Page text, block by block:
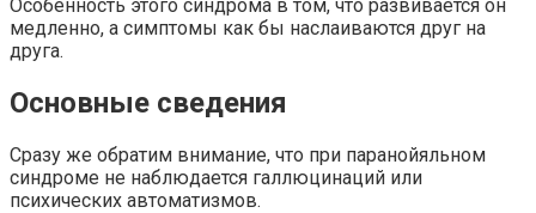
Особенность этого синдрома в том, что развивается он
медленно, а симптомы как бы наслаиваются друг на
друга.
Основные сведения
Сразу же обратим внимание, что при паранойяльном
синдроме не наблюдается галлюцинаций или
психических автоматизмов.